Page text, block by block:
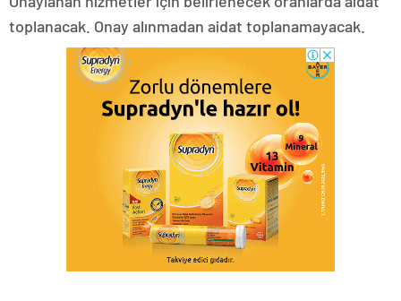
toplanacak. Onay alınmadan aidat toplanamayacak.